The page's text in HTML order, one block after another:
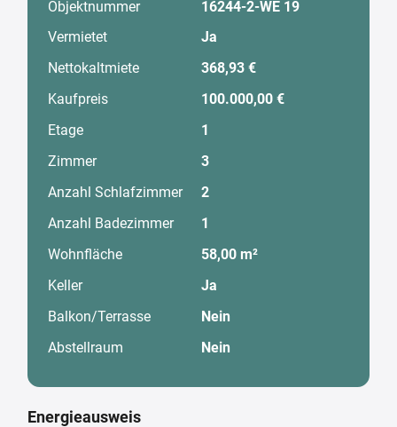
Objektnummer
16244-2-WE 19
Vermietet
Ja
Nettokaltmiete
368,93 €
Kaufpreis
100.000,00 €
Etage
1
Zimmer
3
Anzahl Schlafzimmer
2
Anzahl Badezimmer
1
Wohnfläche
58,00 m²
Keller
Ja
Balkon/Terrasse
Nein
Abstellraum
Nein
Energieausweis